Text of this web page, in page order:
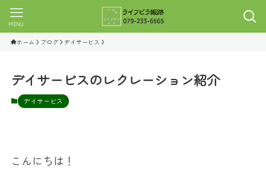
MENU
ホーム ブログ デイサービス
デイサービスのレクレーション紹介
デイサービス
こんにちは！